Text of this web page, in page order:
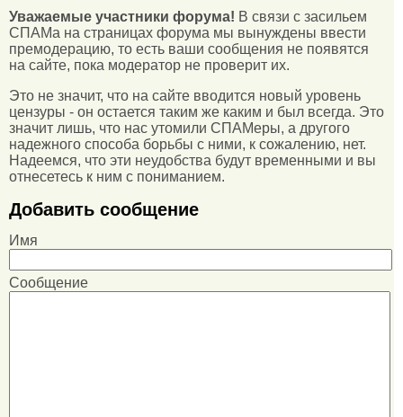
Уважаемые участники форума! В связи с засильем
СПАМа на страницах форума мы вынуждены ввести
премодерацию, то есть ваши сообщения не появятся
на сайте, пока модератор не проверит их.
Это не значит, что на сайте вводится новый уровень
цензуры - он остается таким же каким и был всегда. Это
значит лишь, что нас утомили СПАМеры, а другого
надежного способа борьбы с ними, к сожалению, нет.
Надеемся, что эти неудобства будут временными и вы
отнесетесь к ним с пониманием.
Добавить сообщение
Имя
Сообщение